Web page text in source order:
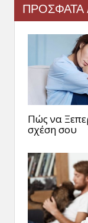
ΠΡΟΣΦΑΤΑ
Πώς να
σχέση σου